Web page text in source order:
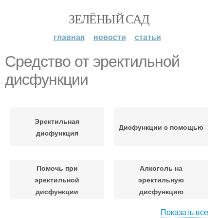
ЗЕЛЁНЫЙ САД
главная новости статьи
Средство от эректильной
дисфункции
Эректильная
дисфункция
Дисфункции с помощью
Помочь при
эректильной
дисфункции
Алкоголь на
эректильную
дисфункцию
Показать все